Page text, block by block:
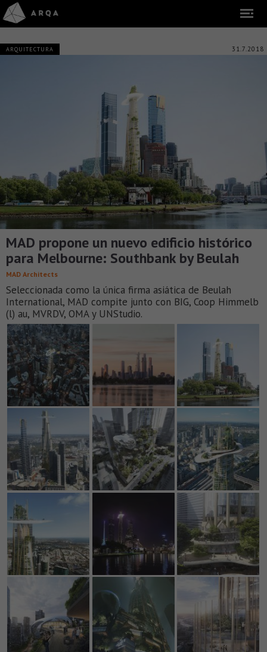
ARQUITECTURA 31.7.2018
MAD propone un nuevo edificio histórico
para Melbourne: Southbank by Beulah
MAD Architects
Seleccionada como la única firma asiática de Beulah
International, MAD compite junto con BIG, Coop Himmelb
(l) au, MVRDV, OMA y UNStudio.